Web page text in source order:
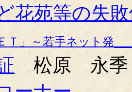
花苑等の失
Ｔ」～若手ネット発
松原 永季